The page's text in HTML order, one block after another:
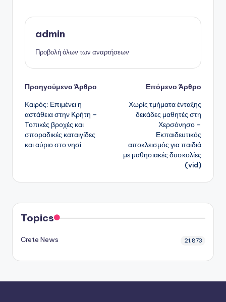
admin
Προβολή όλων των αναρτήσεων
Πλοήγηση
δημοσιεύσεων
Προηγούμενο Άρθρο
Καιρός: Επιμένει η
αστάθεια στην Κρήτη –
Τοπικές βροχές και
σποραδικές καταιγίδες
και αύριο στο νησί
Επόμενο Άρθρο
Χωρίς τμήματα ένταξης
δεκάδες μαθητές στη
Χερσόνησο –
Εκπαιδευτικός
αποκλεισμός για παιδιά
με μαθησιακές δυσκολίες
(vid)
Topics
Crete News 21,873